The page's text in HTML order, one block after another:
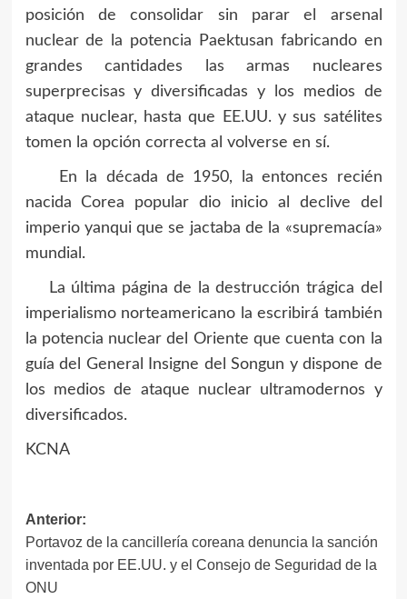
posición de consolidar sin parar el arsenal
nuclear de la potencia Paektusan fabricando en
grandes cantidades las armas nucleares
superprecisas y diversificadas y los medios de
ataque nuclear, hasta que EE.UU. y sus satélites
tomen la opción correcta al volverse en sí.
En la década de 1950, la entonces recién
nacida Corea popular dio inicio al declive del
imperio yanqui que se jactaba de la «supremacía»
mundial.
La última página de la destrucción trágica del
imperialismo norteamericano la escribirá también
la potencia nuclear del Oriente que cuenta con la
guía del General Insigne del Songun y dispone de
los medios de ataque nuclear ultramodernos y
diversificados.
KCNA
Navegación
de
entradas
Anterior:
Portavoz de la cancillería coreana denuncia la sanción
inventada por EE.UU. y el Consejo de Seguridad de la
ONU